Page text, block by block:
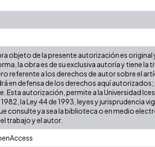
objeto de la presente autorización es
la obra es de su exclusiva autoría y tiene la
referente a los derechos de autor sobre el
en defensa de los derechos aquí
Esta autorización, permite a la Universidad
la Ley 44 de 1993, leyes y jurisprudencia
consulte ya sea la biblioteca o en medio
trabajo y el autor.